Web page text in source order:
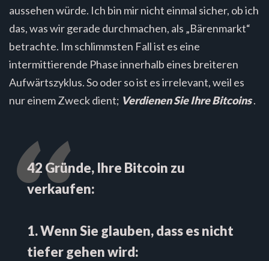
aussehen würde. Ich bin mir nicht einmal sicher, ob ich
das, was wir gerade durchmachen, als „Bärenmarkt“
betrachte. Im schlimmsten Fall ist es eine
intermittierende Phase innerhalb eines breiteren
Aufwärtszyklus. So oder so ist es irrelevant, weil es
nur einem Zweck dient; Verdienen Sie Ihre Bitcoins.
42 Gründe, Ihre Bitcoin zu
verkaufen:
1. Wenn Sie glauben, dass es nicht
tiefer gehen wird: